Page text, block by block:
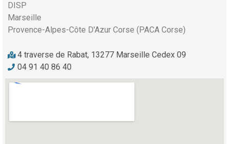
DISP
Marseille
Provence-Alpes-Côte D'Azur Corse (PACA Corse)
4 traverse de Rabat, 13277 Marseille Cedex 09
04 91 40 86 40